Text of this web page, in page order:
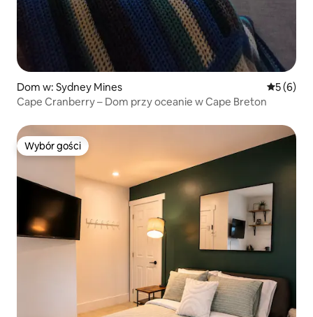
Dom w: Sydney Mines Średnia
5 (6)
Cape Cranberry – Dom przy oceanie w Cape Breton
Wybór gości
Wybór gości